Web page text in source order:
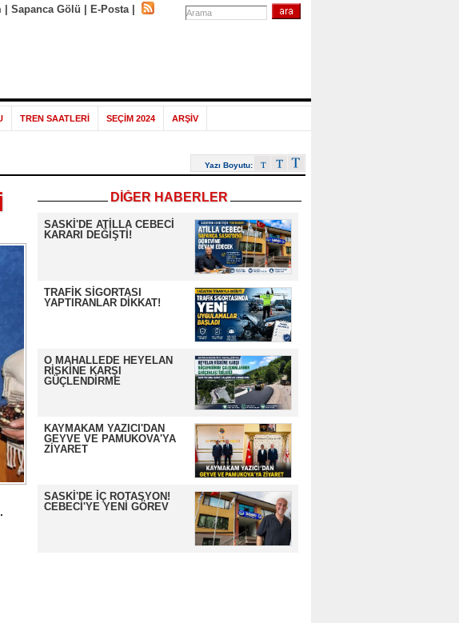
Sapanca Gölü E-Posta|
TREN SAATLERİ SEÇİM 2024 ARŞİV
Yazı Boyutu:
DİĞER HABERLER
SASKİ'DE ATİLLA CEBECİ
KARARI DEĞİŞTİ!
TRAFİK SİGORTASI
YAPTIRANLAR DİKKAT!
O MAHALLEDE HEYELAN
RİSKİNE KARŞI
GÜÇLENDİRME
KAYMAKAM YAZICI'DAN
GEYVE VE PAMUKOVA'YA
ZİYARET
SASKİ'DE İÇ ROTASYON!
CEBECİ'YE YENİ GÖREV